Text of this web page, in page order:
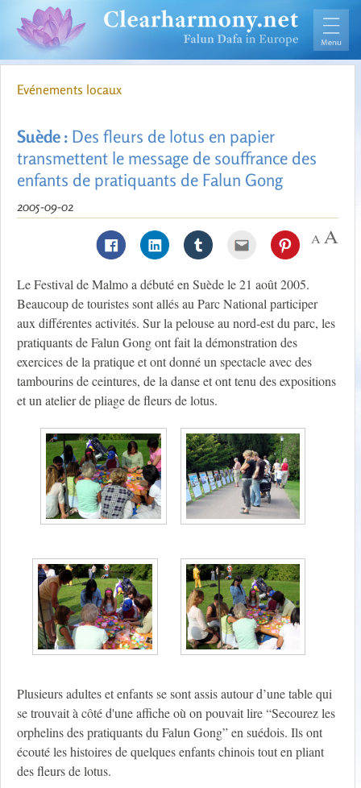
Evénements locaux
Suède : Des fleurs de lotus en papier
transmettent le message de souffrance des
enfants de pratiquants de Falun Gong
2005-09-02
Le Festival de Malmo a débuté en Suède le 21 août 2005.
Beaucoup de touristes sont allés au Parc National participer
aux différentes activités. Sur la pelouse au nord-est du parc, les
pratiquants de Falun Gong ont fait la démonstration des
exercices de la pratique et ont donné un spectacle avec des
tambourins de ceintures, de la danse et ont tenu des expositions
et un atelier de pliage de fleurs de lotus.
Plusieurs adultes et enfants se sont assis autour d’une table qui
se trouvait à côté d'une affiche où on pouvait lire “Secourez les
orphelins des pratiquants du Falun Gong” en suédois. Ils ont
écouté les histoires de quelques enfants chinois tout en pliant
des fleurs de lotus.